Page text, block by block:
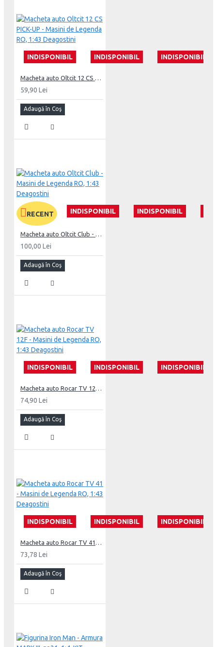
INDISPONIBIL INDISPONIBIL INDISPONIBIL
59,90 Lei
Adaugă în Coş
RECENT INDISPONIBIL INDISPONIBIL
100,00 Lei
Adaugă în Coş
INDISPONIBIL INDISPONIBIL INDISPONIBIL
74,90 Lei
Adaugă în Coş
INDISPONIBIL INDISPONIBIL INDISPONIBIL
73,78 Lei
Adaugă în Coş